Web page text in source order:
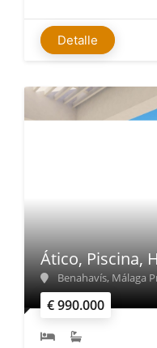
Detalle
€ 990.000
Ático, Piscina,
Benahavís, Málaga